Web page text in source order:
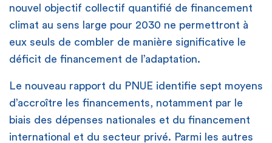
nouvel objectif collectif quantifié de financement
climat au sens large pour 2030 ne permettront à
eux seuls de combler de manière significative le
déficit de financement de l’adaptation.
Le nouveau rapport du PNUE identifie sept moyens
d’accroître les financements, notamment par le
biais des dépenses nationales et du financement
international et du secteur privé. Parmi les autres